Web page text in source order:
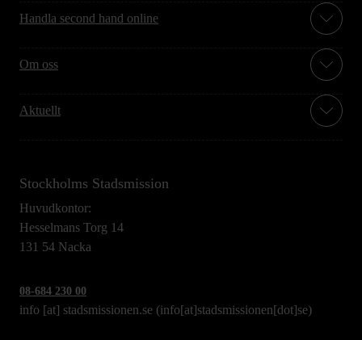
Handla second hand online
Om oss
Aktuellt
Stockholms Stadsmission
Huvudkontor:
Hesselmans Torg 14
131 54 Nacka
08-684 230 00
info [at] stadsmissionen.se (info[at]stadsmissionen[dot]se)